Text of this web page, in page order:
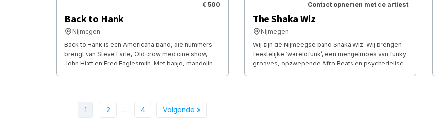
€ 500
Back to Hank
Nijmegen
Back to Hank is een Americana band, die nummers
brengt van Steve Earle, Old crow medicine show,
John Hiatt en Fred Eaglesmith. Met banjo, mandolin...
Contact opnemen met de artiest
The Shaka Wiz
Nijmegen
Wij zijn de Nijmeegse band Shaka Wiz. Wij brengen
feestelijke ‘wereldfunk’, een mengelmoes van funky
grooves, opzwepende Afro Beats en psychedelisc...
1 2 … 4 Volgende »